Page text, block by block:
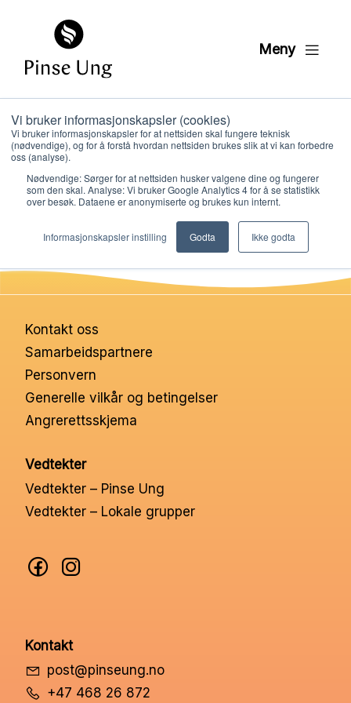
Vi bruker informasjonskapsler (cookies)
Vi bruker informasjonskapsler for at nettsiden skal fungere teknisk
(nødvendige), og for å forstå hvordan nettsiden brukes slik at vi kan forbedre
oss (analyse).
Nødvendige: Sørger for at nettsiden husker valgene dine og fungerer
som den skal. Analyse: Vi bruker Google Analytics 4 for å se statistikk
over besøk. Dataene er anonymiserte og brukes kun internt.
Informasjonskapsler instilling Godta Ikke godta
Meny
påske quiz19
PER KRISTIAN LØVE
PUBLISERT18. MARS 2022
Kontakt oss
Samarbeidspartnere
Personvern
Generelle vilkår og betingelser
Angrerettsskjema
Vedtekter
Vedtekter – Pinse Ung
Vedtekter – Lokale grupper
Kontakt
post@pinseung.no
+47 468 26 872
Hva vi gjør
Ressurser
Nettbutikk
Kontakt oss
Medlemssystem
Min konto